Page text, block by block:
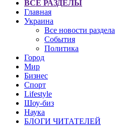
ВСЕ РАЗДЕЛЫ
Главная
Украина
Все новости раздела
События
Политика
Город
Мир
Бизнес
Спорт
Lifestyle
Шоу-биз
Наука
БЛОГИ ЧИТАТЕЛЕЙ